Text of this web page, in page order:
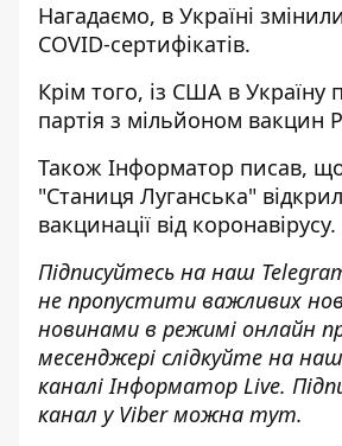
Нагадаємо, в Україні
COVID-сертифікатів.
Крім того, із США в Україну
партія з мільйоном вакцин
Також Інформатор писав,
"Станиця Луганська"
вакцинації від коронавірусу.
Підписуйтесь на наш
не пропустити важливих
новинами в режимі онлайн
месенджері слідкуйте на
каналіІнформатор Live.
канал у Viber можна тут.